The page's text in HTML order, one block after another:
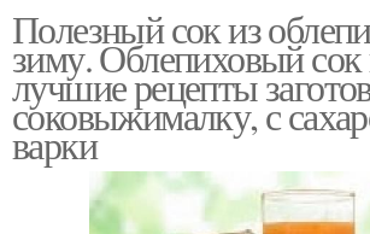
Полезный сок из
зиму. Облепиховый
лучшие рецепты
соковыжималку, с
варки